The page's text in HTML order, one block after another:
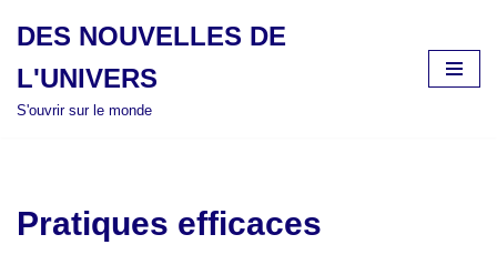
au
contenu
DES NOUVELLES DE
L'UNIVERS
S'ouvrir sur le monde
Pratiques efficaces